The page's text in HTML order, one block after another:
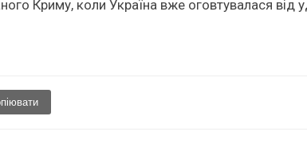
Криму, коли Україна вже оговтувалася від